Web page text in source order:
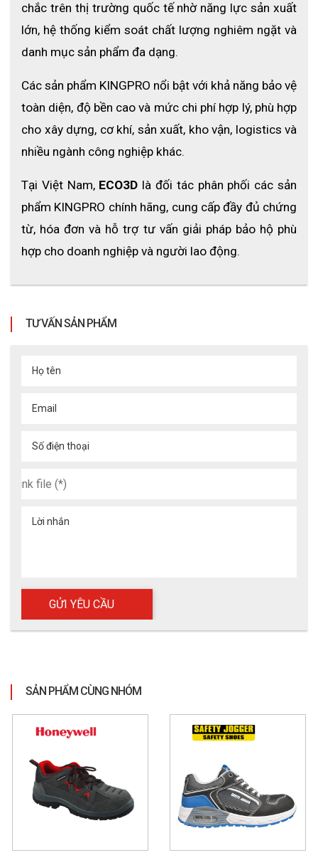
chắc trên thị trường quốc tế nhờ năng lực sản xuất
lớn, hệ thống kiểm soát chất lượng nghiêm ngặt và
danh mục sản phẩm đa dạng.
Các sản phẩm KINGPRO nổi bật với khả năng bảo vệ
toàn diện, độ bền cao và mức chi phí hợp lý, phù hợp
cho xây dựng, cơ khí, sản xuất, kho vận, logistics và
nhiều ngành công nghiệp khác.
Tại Việt Nam, ECO3D là đối tác phân phối các sản
phẩm KINGPRO chính hãng, cung cấp đầy đủ chứng
từ, hóa đơn và hỗ trợ tư vấn giải pháp bảo hộ phù
hợp cho doanh nghiệp và người lao động.
TƯ VẤN SẢN PHẨM
Họ tên
Email
Số điện thoại
Lời nhắn
SẢN PHẨM CÙNG NHÓM